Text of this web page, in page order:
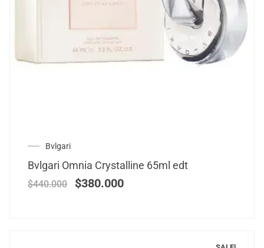
Bvlgari
Bvlgari Omnia Crystalline 65ml edt
$440.000 $380.000